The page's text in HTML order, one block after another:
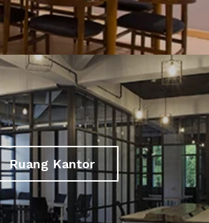
Ruang Kantor